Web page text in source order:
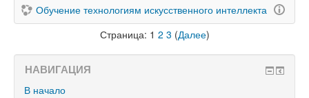
Обучение технологиям искусственного интеллекта
Страница: 1 2 3 (Далее)
НАВИГАЦИЯ
В начало